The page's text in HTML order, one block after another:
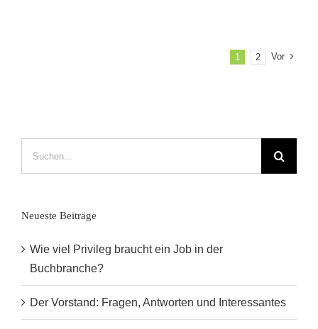
&
1 2 Vor
Neueste Beiträge
Wie viel Privileg braucht ein Job in der
Buchbranche?
Der Vorstand: Fragen, Antworten und Interessantes